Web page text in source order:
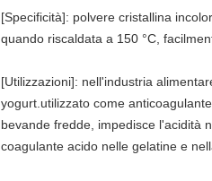
[Specificità]: polvere cristallina
quando riscaldata a 150 °C,
[Utilizzazioni]: nell'industria
yogurt.utilizzato come
bevande fredde, impedisce l'acidità
coagulante acido nelle gelatine e